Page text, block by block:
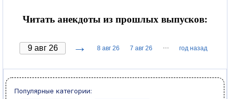
Читать анекдоты из прошлых выпусков:
→ 8 авг 26 7 авг 26 ··· год назад
Популярные категории: